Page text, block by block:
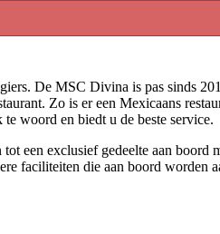
De MSC Divina is pas sinds
Zo is er een Mexicaans
woord en biedt u de beste service.
een exclusief gedeelte aan boord
faciliteiten die aan boord worden